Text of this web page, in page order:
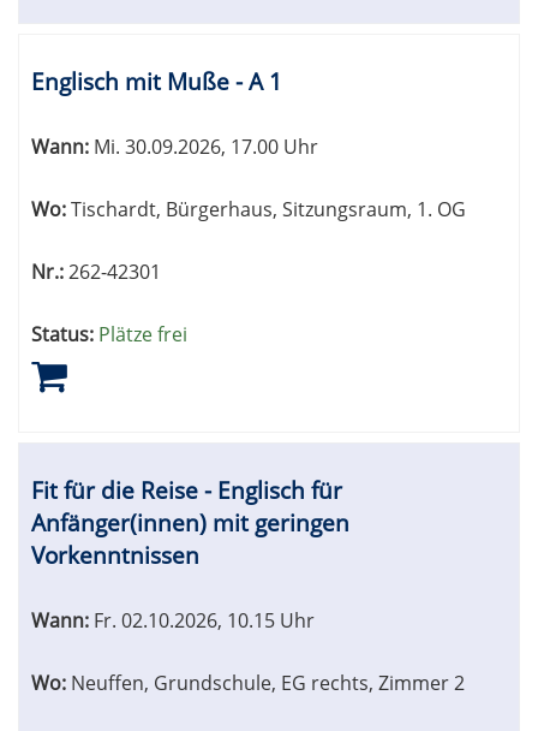
Englisch mit Muße - A 1
Wann: Mi. 30.09.2026, 17.00 Uhr
Wo:Tischardt, Bürgerhaus, Sitzungsraum, 1. OG
Nr.:262-42301
Status: Plätze frei
Fit für die Reise - Englisch für
Anfänger(innen) mit geringen
Vorkenntnissen
Wann: Fr. 02.10.2026, 10.15 Uhr
Wo: Neuffen, Grundschule, EG rechts, Zimmer 2